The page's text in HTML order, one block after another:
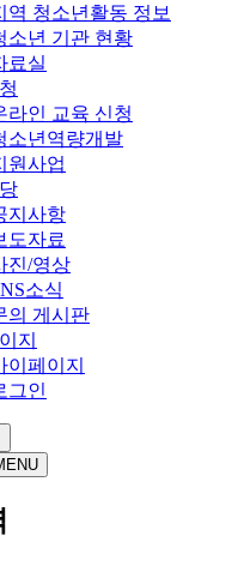
역 청소년활동 정보
소년 기관 현황
료실
라인 교육 신청
소년역량개발
원사업
지사항
도자료
진/영상
소식
의 게시판
지
이페이지
그인